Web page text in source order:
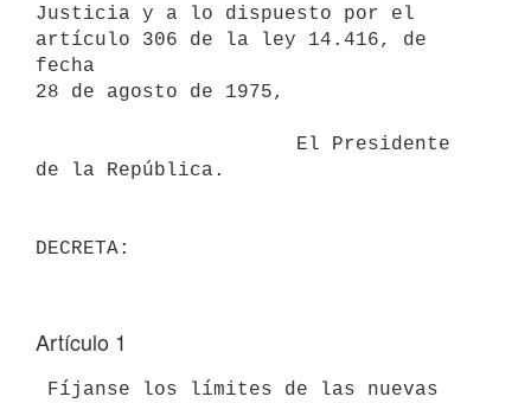
Justicia y a lo dispuesto por el
artículo 306 de la ley 14.416, de
fecha
28 de agosto de 1975,
de la República.
Artículo 1